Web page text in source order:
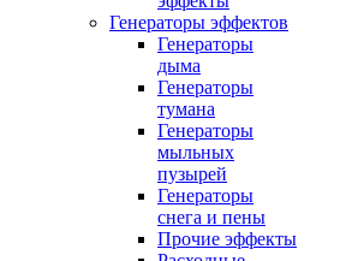
Генераторы эффектов
Генераторы
дыма
Генераторы
тумана
Генераторы
мыльных
пузырей
Генераторы
снега и пены
Прочие эффекты